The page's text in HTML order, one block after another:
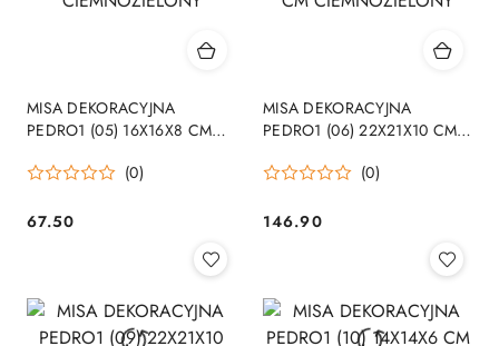
MISA DEKORACYJNA
PEDRO1 (05) 16X16X8 CM
(0)
Cena:
67.50
MISA DEKORACYJNA
PEDRO1 (06) 22X21X10 CM
(0)
Cena:
146.90